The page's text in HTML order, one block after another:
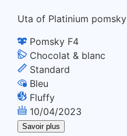
Uta of Platinium pomsky
Pomsky F4
Chocolat & blanc
Standard
Bleu
Fluffy
10/04/2023
Savoir plus